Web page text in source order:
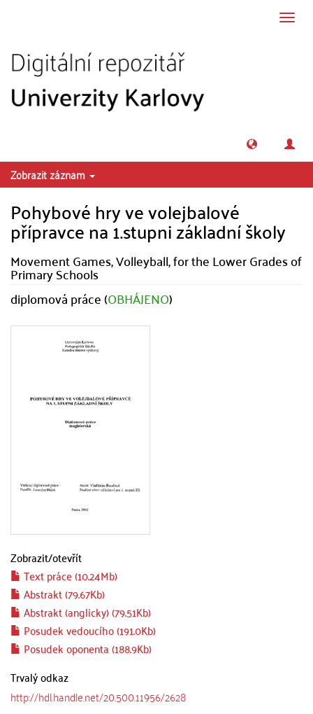
Zobrazit záznam
Pohybové hry ve volejbalové
přípravce na 1.stupni základní školy
Movement Games, Volleyball, for the Lower Grades of
Primary Schools
diplomová práce (OBHÁJENO)
Zobrazit/otevřít
Text práce (10.24Mb)
Abstrakt (79.67Kb)
Abstrakt (anglicky) (79.51Kb)
Posudek vedoucího (191.0Kb)
Posudek oponenta (188.9Kb)
Trvalý odkaz
http://hdl.handle.net/20.500.11956/2628